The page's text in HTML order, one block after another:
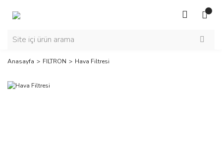
Anasayfa FILTRON Hava Filtresi